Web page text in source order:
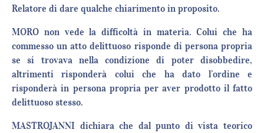
Relatore di dare qualche chiarimento in proposito.
MORO non vede la difficoltà in materia. Colui che ha
commesso un atto delittuoso risponde di persona propria
se si trovava nella condizione di poter disobbedire,
altrimenti risponderà colui che ha dato l’ordine e
risponderà in persona propria per aver prodotto il fatto
delittuoso stesso.
MASTROJANNI dichiara che dal punto di vista teorico